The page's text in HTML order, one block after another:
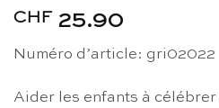
CHF 25.90
Numéro d’article: gri02022
Aider les enfants à